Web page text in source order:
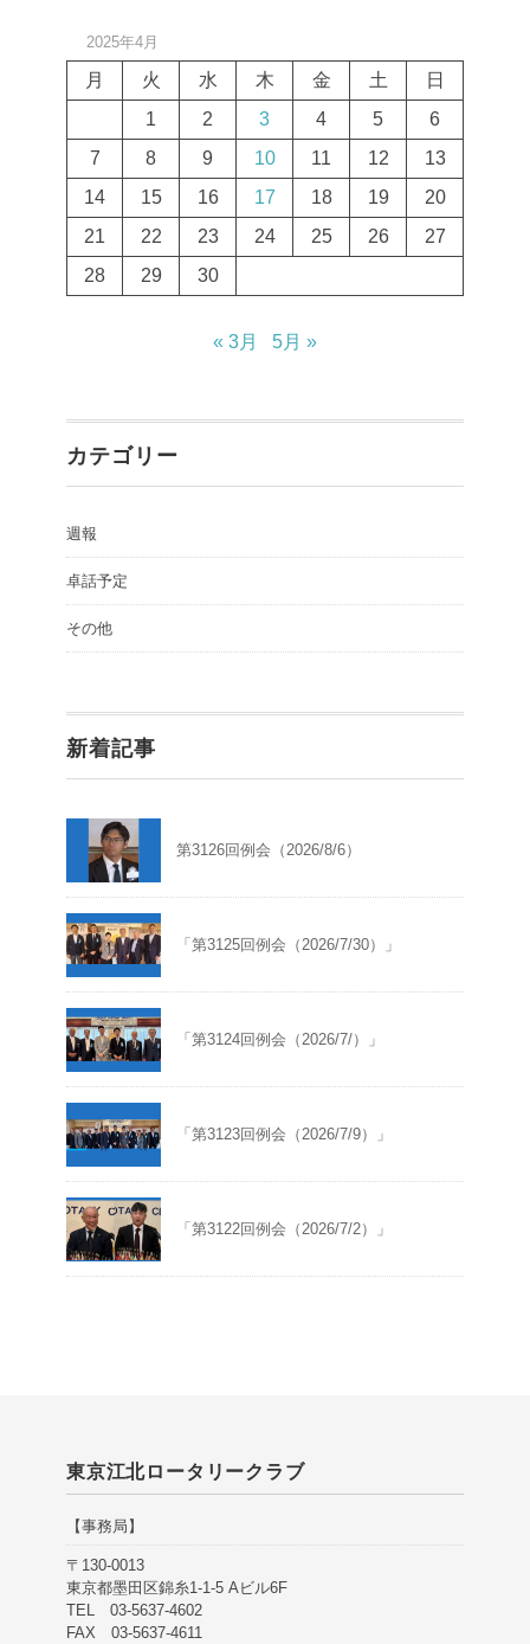
2025年4月
月 火 水 木 金 土
日
1
2 3 4 5
6
7
8 9 10 11 12
13
14
15 16 17 18 19
20
21
22 23 24 25 26
27
28
29 30
« 3月 5月 »
カテゴリー
週報
卓話予定
その他
新着記事
第3126回例会（2026/8/6）
「第3125回例会（2026/7/30）」
「第3124回例会（2026/7/）」
「第3123回例会（2026/7/9）」
「第3122回例会（2026/7/2）」
東京江北ロータリークラブ
【事務局】
〒130-0013
東京都墨田区錦糸1-1-5 Aビル6F
TEL 03-5637-4602
FAX 03-5637-4611